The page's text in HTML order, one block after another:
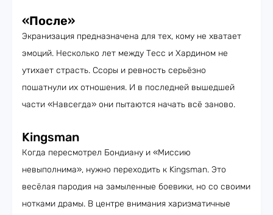
«После»
Экранизация предназначена для тех, кому не хватает
эмоций. Несколько лет между Тесс и Хардином не
утихает страсть. Ссоры и ревность серьёзно
пошатнули их отношения. И в последней вышедшей
части «Навсегда» они пытаются начать всё заново.
Kingsman
Когда пересмотрел Бондиану и «Миссию
невыполнима», нужно переходить к Kingsman. Это
весёлая пародия на замыленные боевики, но со своими
нотками драмы. В центре внимания харизматичные